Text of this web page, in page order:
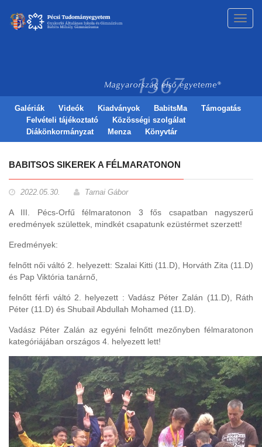
Galériák Videók Kiadványok BabitsMa
Támogatás
Felvételi tájékoztató
Közösségi szolgálat
Diákönkormányzat
Menza Könyvtár
BABITSOS SIKEREK A FÉLMARATONON
2022.05.30. Tarnai Gábor
A III. Pécs-Orfű félmaratonon 3 fős csapatban nagyszerű
eredmények születtek, mindkét csapatunk ezüstérmet szerzett!
Eredmények:
felnőtt női váltó 2. helyezett: Szalai Kitti (11.D), Horváth Zita (11.D)
és Pap Viktória tanárnő,
felnőtt férfi váltó 2. helyezett : Vadász Péter Zalán (11.D), Ráth
Péter (11.D) és Shubail Abdullah Mohamed (11.D).
Vadász Péter Zalán az egyéni felnőtt mezőnyben félmaratonon
kategóriájában országos 4. helyezett lett!